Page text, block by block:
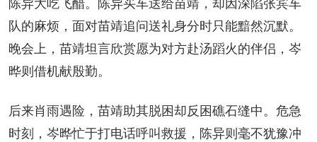
陈异大吃飞醋。陈异买车送给苗靖，却因深陷张宾车
队的麻烦，面对苗靖追问送礼身分时只能黯然沉默。
晚会上，苗靖坦言欣赏愿为对方赴汤蹈火的伴侣，岑
晔则借机献殷勤。
后来肖雨遇险，苗靖助其脱困却反困礁石缝中。危急
时刻，岑晔忙于打电话呼叫救援，陈异则毫不犹豫冲